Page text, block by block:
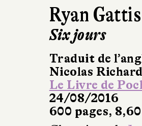
Ryan Gattis
Six jours
Traduit de
Nicolas Richard
Le Livre de
24/08/2016
600 pages,